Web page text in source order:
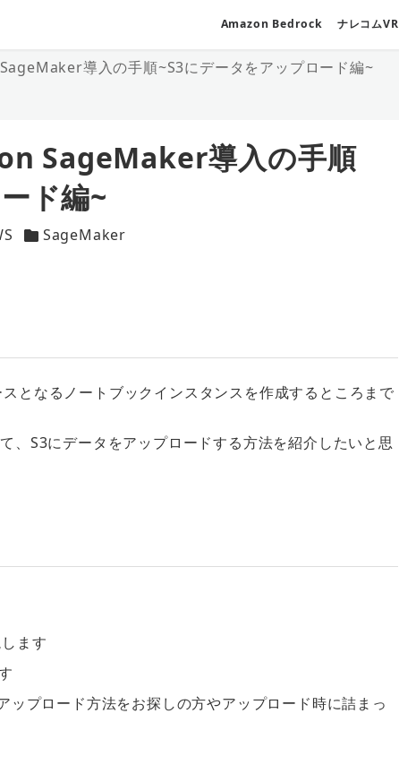
Amazon Bedrock ナレコムVR
導入の手順~S3にデータをアップロード編~
SageMaker導入の手順
ド編~
リーカテゴリー
SageMaker
となるノートブックインスタンスを作成するところまで
、S3にデータをアップロードする方法を紹介したいと思
ます
プロード方法をお探しの方やアップロード時に詰まっ